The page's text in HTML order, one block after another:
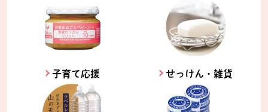
子育て応援 せっけん・雑貨